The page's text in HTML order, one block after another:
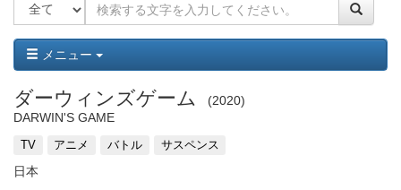
ョ
ン
メニュー
ダーウィンズゲーム
2020
DARWIN'S GAME
TV アニメ バトル サスペンス
日本